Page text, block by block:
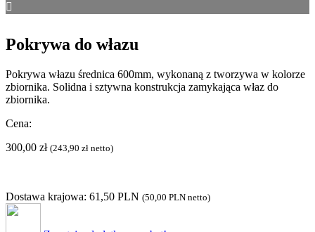
Pokrywa do włazu
Pokrywa włazu średnica 600mm, wykonaną z tworzywa w kolorze
zbiornika. Solidna i sztywna konstrukcja zamykająca właz do
zbiornika.
Cena:
300,00 zł (243,90 zł netto)
Dostawa krajowa: 61,50 PLN (50,00 PLN netto)